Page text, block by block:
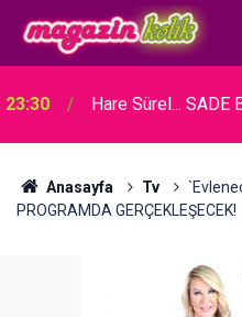
23:30 Hare Sürel... SADE
Anasayfa Tv
PROGRAMDA GERÇEKLEŞECEK!